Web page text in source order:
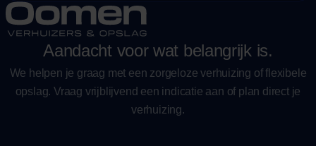
Aandacht voor wat belangrijk is.
We helpen je graag met een zorgeloze verhuizing of flexibele
opslag. Vraag vrijblijvend een indicatie aan of plan direct je
verhuizing.